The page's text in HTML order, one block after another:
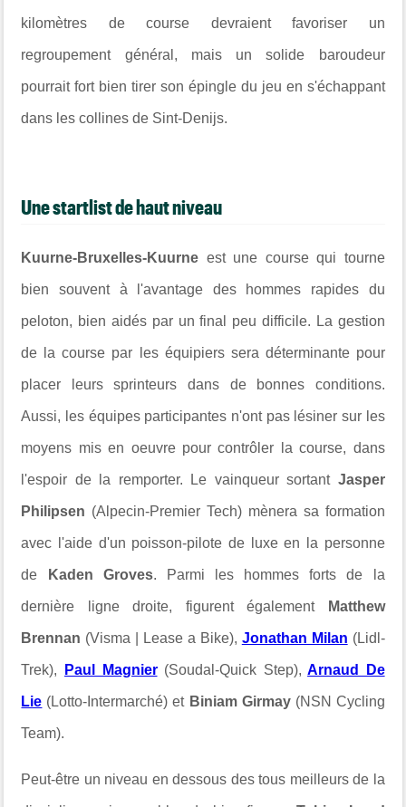
kilomètres de course devraient favoriser un
regroupement général, mais un solide baroudeur
pourrait fort bien tirer son épingle du jeu en s'échappant
dans les collines de Sint-Denijs.
Une startlist de haut niveau
Kuurne-Bruxelles-Kuurne est une course qui tourne
bien souvent à l'avantage des hommes rapides du
peloton, bien aidés par un final peu difficile. La gestion
de la course par les équipiers sera déterminante pour
placer leurs sprinteurs dans de bonnes conditions.
Aussi, les équipes participantes n'ont pas lésiner sur les
moyens mis en oeuvre pour contrôler la course, dans
l'espoir de la remporter. Le vainqueur sortant Jasper
Philipsen (Alpecin-Premier Tech) mènera sa formation
avec l'aide d'un poisson-pilote de luxe en la personne
de Kaden Groves. Parmi les hommes forts de la
dernière ligne droite, figurent égalementMatthew
Brennan (Visma | Lease a Bike), Jonathan Milan (Lidl-
Trek), Paul Magnier (Soudal-Quick Step), Arnaud De
Lie (Lotto-Intermarché) et Biniam Girmay(NSN Cycling
Team).
Peut-être un niveau en dessous des tous meilleurs de la